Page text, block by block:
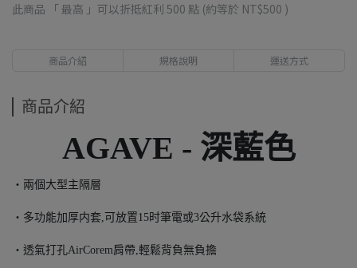
此商品 「 最高 」可以折抵紅利 500 點 (約等於 NT$500 )
商品介紹 規格說明 運送方式
商品介紹
AGAVE - 深藍色
・兩個大型主隔層
・多功能加厚内套,可放置15时筆電或3公升水袋系統
・透氣打孔AirCorem肩帶,輕鬆背負無負擔